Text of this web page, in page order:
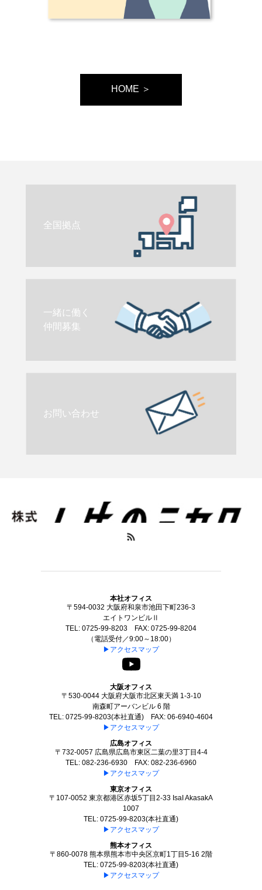
HOME ＞
全国拠点
一緒に働く
仲間募集
お問い合わせ
本社オフィス
〒594-0032 大阪府和泉市池田下町236-3
エイトワンビルⅡ
TEL: 0725-99-8203 FAX: 0725-99-8204
（電話受付／9:00～18:00）
▶アクセスマップ
大阪オフィス
〒530-0044 大阪府大阪市北区東天満 1-3-10
南森町アーバンビル 6 階
TEL: 0725-99-8203(本社直通) FAX: 06-6940-4604
▶アクセスマップ
広島オフィス
〒732-0057 広島県広島市東区二葉の里3丁目4-4
TEL: 082-236-6930 FAX: 082-236-6960
▶アクセスマップ
東京オフィス
〒107-0052 東京都港区赤坂5丁目2-33 IsaI AkasakA
1007
TEL: 0725-99-8203(本社直通)
▶アクセスマップ
熊本オフィス
〒860-0078 熊本県熊本市中央区京町1丁目5-16 2階
TEL: 0725-99-8203(本社直通)
▶アクセスマップ